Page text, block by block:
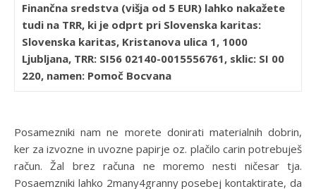
Finančna sredstva (višja od 5 EUR) lahko nakažete
tudi na TRR, ki je odprt pri Slovenska karitas:
Slovenska karitas, Kristanova ulica 1, 1000
Ljubljana, TRR: SI56 02140-0015556761, sklic: SI 00
220, namen: Pomoč Bocvana
Posamezniki nam ne morete donirati materialnih dobrin,
ker za izvozne in uvozne papirje oz. plačilo carin potrebuješ
račun. Žal brez računa ne moremo nesti ničesar tja.
Posaemzniki lahko 2many4granny posebej kontaktirate, da